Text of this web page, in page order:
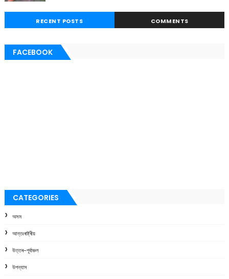
RECENT POSTS COMMENTS
FACEBOOK
CATEGORIES
অসম
আন্তঃৰাষ্ট্ৰীয়
উত্তৰ-পূৰ্বাঞ্চল
উপন্যাস